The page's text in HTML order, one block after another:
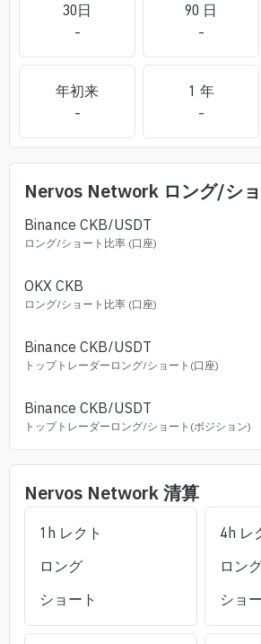
30日
-
90 日
-
年初来
-
1 年
-
Nervos Network ロング/シ
Binance CKB/USDT
ロング/ショート比率 (口座)
OKX CKB
ロング/ショート比率 (口座)
Binance CKB/USDT
トップトレーダーロング/ショート(口座)
Binance CKB/USDT
トップトレーダーロング/ショート(ポジション)
Nervos Network清算
1h レクト
ロング
ショート
4h レ
ロン
ショ